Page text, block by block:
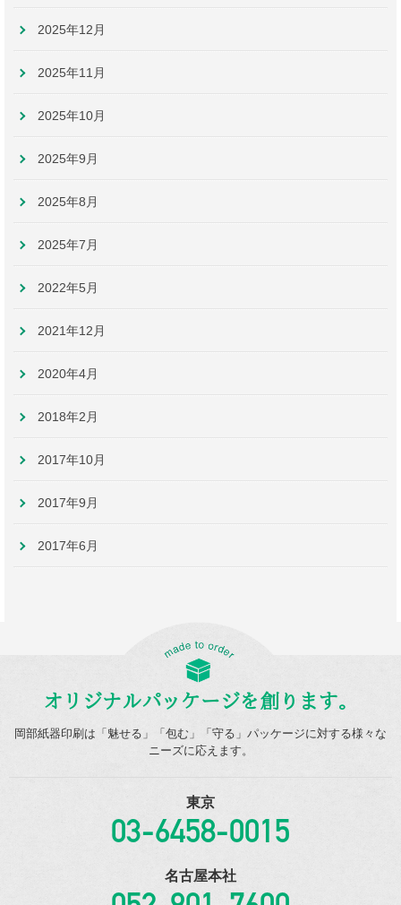
2025年12月
2025年11月
2025年10月
2025年9月
2025年8月
2025年7月
2022年5月
2021年12月
2020年4月
2018年2月
2017年10月
2017年9月
2017年6月
オリジナルパッケージを創ります。
岡部紙器印刷は「魅せる」「包む」「守る」パッケージに対する様々な
ニーズに応えます。
東京
03-6458-0015
名古屋本社